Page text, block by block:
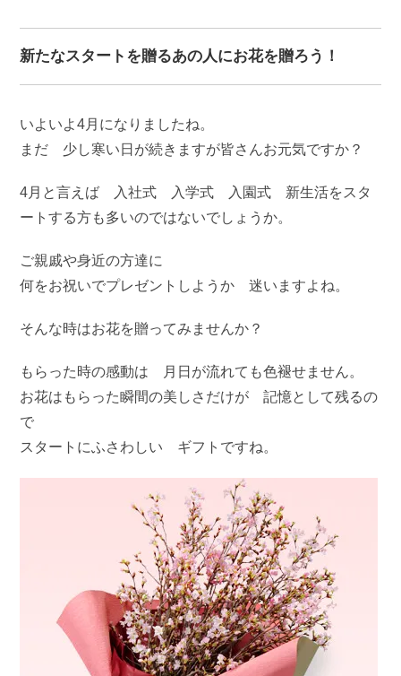
新たなスタートを贈るあの人にお花を贈ろう！
いよいよ4月になりましたね。
まだ 少し寒い日が続きますが皆さんお元気ですか？
4月と言えば 入社式 入学式 入園式 新生活をスタ
ートする方も多いのではないでしょうか。
ご親戚や身近の方達に
何をお祝いでプレゼントしようか 迷いますよね。
そんな時はお花を贈ってみませんか？
もらった時の感動は 月日が流れても色褪せません。
お花はもらった瞬間の美しさだけが 記憶として残るの
で
スタートにふさわしい ギフトですね。